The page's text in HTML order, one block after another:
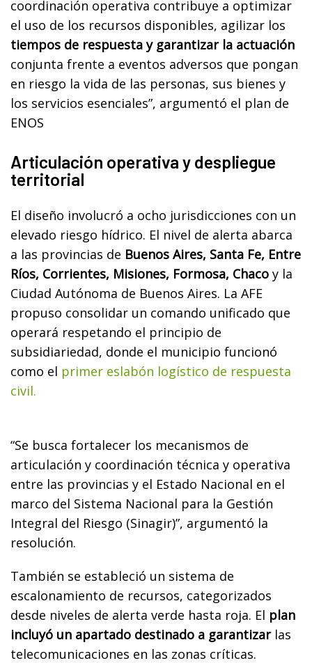
coordinación operativa contribuye a optimizar
el uso de los recursos disponibles, agilizar los
tiempos de respuesta y garantizar la actuación
conjunta frente a eventos adversos que pongan
en riesgo la vida de las personas, sus bienes y
los servicios esenciales”, argumentó el plan de
ENOS
Articulación operativa y despliegue
territorial
El diseño involucró a ocho jurisdicciones con un
elevado riesgo hídrico. El nivel de alerta abarca
a las provincias de Buenos Aires, Santa Fe, Entre
Ríos, Corrientes, Misiones, Formosa, Chaco y la
Ciudad Autónoma de Buenos Aires. La AFE
propuso consolidar un comando unificado que
operará respetando el principio de
subsidiariedad, donde el municipio funcionó
como el primer eslabón logístico de respuesta
civil.
“Se busca fortalecer los mecanismos de
articulación y coordinación técnica y operativa
entre las provincias y el Estado Nacional en el
marco del Sistema Nacional para la Gestión
Integral del Riesgo (Sinagir)”, argumentó la
resolución.
También se estableció un sistema de
escalonamiento de recursos, categorizados
desde niveles de alerta verde hasta roja. El plan
incluyó un apartado destinado a garantizarlas
telecomunicaciones en las zonas críticas.